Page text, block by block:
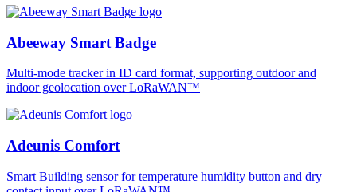
Abeeway Smart Badge
Multi-mode tracker in ID card format, supporting outdoor and
indoor geolocation over LoRaWAN™
Adeunis Comfort
Smart Building sensor for temperature humidity button and dry